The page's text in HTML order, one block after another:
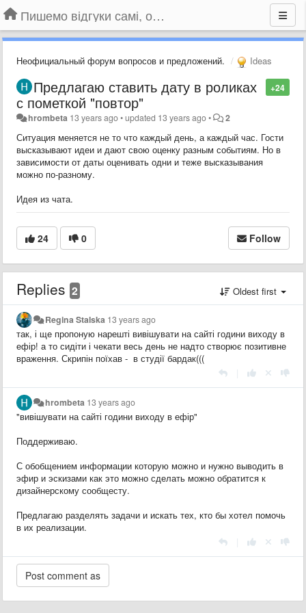
Пишемо відгуки самі, обговорюємо інші ідеї та пропозиції до Громадського Телебачення
Неофициальный форум вопросов и предложений. Ideas
+24
Предлагаю ставить дату в роликах
с пометкой "повтор"
hrombeta 13 years ago•updated 13 years ago• 2
Ситуация меняется не то что каждый день, а каждый час. Гости
высказывают идеи и дают свою оценку разным событиям. Но в
зависимости от даты оценивать одни и теже высказывания
можно по-разному.
Идея из чата.
24 0 Follow
Replies 2 Oldest first
Regina Stalska 13 years ago
так, і ще пропоную нарешті вивішувати на сайті години виходу в
ефір! а то сидіти і чекати весь день не надто створює позитивне
враження. Скрипін поїхав - в студії бардак(((
hrombeta 13 years ago
"вивішувати на сайті години виходу в ефір"
Поддерживаю.
С обобщением информации которую можно и нужно выводить в
эфир и эскизами как это можно сделать можно обратится к
дизайнерскому сообщесту.
Предлагаю разделять задачи и искать тех, кто бы хотел помочь
в их реализации.